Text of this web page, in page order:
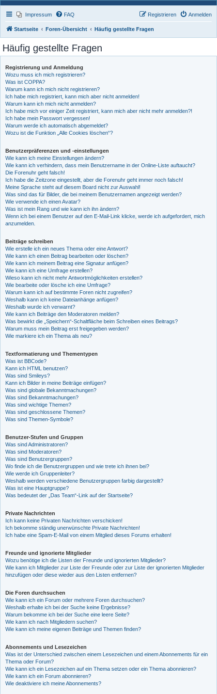
Impressum FAQ Anmelden
Registrieren
Startseite Foren-Übersicht Häufig gestellte Fragen
Häufig gestellte Fragen
Registrierung und Anmeldung
Wozu muss ich mich registrieren?
Was ist COPPA?
Warum kann ich mich nicht registrieren?
Ich habe mich registriert, kann mich aber nicht anmelden!
Warum kann ich mich nicht anmelden?
Ich habe mich vor einiger Zeit registriert, kann mich aber nicht mehr anmelden?!
Ich habe mein Passwort vergessen!
Warum werde ich automatisch abgemeldet?
Wozu ist die Funktion „Alle Cookies löschen“?
Benutzerpräferenzen und -einstellungen
Wie kann ich meine Einstellungen ändern?
Wie kann ich verhindern, dass mein Benutzername in der Online-Liste auftaucht?
Die Forenuhr geht falsch!
Ich habe die Zeitzone eingestellt, aber die Forenuhr geht immer noch falsch!
Meine Sprache steht auf diesem Board nicht zur Auswahl!
Was sind das für Bilder, die bei meinem Benutzernamen angezeigt werden?
Wie verwende ich einen Avatar?
Was ist mein Rang und wie kann ich ihn ändern?
Wenn ich bei einem Benutzer auf den E-Mail-Link klicke, werde ich aufgefordert, mich
anzumelden.
Beiträge schreiben
Wie erstelle ich ein neues Thema oder eine Antwort?
Wie kann ich einen Beitrag bearbeiten oder löschen?
Wie kann ich meinem Beitrag eine Signatur anfügen?
Wie kann ich eine Umfrage erstellen?
Wieso kann ich nicht mehr Antwortmöglichkeiten erstellen?
Wie bearbeite oder lösche ich eine Umfrage?
Warum kann ich auf bestimmte Foren nicht zugreifen?
Weshalb kann ich keine Dateianhänge anfügen?
Weshalb wurde ich verwarnt?
Wie kann ich Beiträge den Moderatoren melden?
Was bewirkt die „Speichern“-Schaltfläche beim Schreiben eines Beitrags?
Warum muss mein Beitrag erst freigegeben werden?
Wie markiere ich ein Thema als neu?
Textformatierung und Thementypen
Was ist BBCode?
Kann ich HTML benutzen?
Was sind Smileys?
Kann ich Bilder in meine Beiträge einfügen?
Was sind globale Bekanntmachungen?
Was sind Bekanntmachungen?
Was sind wichtige Themen?
Was sind geschlossene Themen?
Was sind Themen-Symbole?
Benutzer-Stufen und Gruppen
Was sind Administratoren?
Was sind Moderatoren?
Was sind Benutzergruppen?
Wo finde ich die Benutzergruppen und wie trete ich ihnen bei?
Wie werde ich Gruppenleiter?
Weshalb werden verschiedene Benutzergruppen farbig dargestellt?
Was ist eine Hauptgruppe?
Was bedeutet der „Das Team“-Link auf der Startseite?
Private Nachrichten
Ich kann keine Privaten Nachrichten verschicken!
Ich bekomme ständig unerwünschte Private Nachrichten!
Ich habe eine Spam-E-Mail von einem Mitglied dieses Forums erhalten!
Freunde und ignorierte Mitglieder
Wozu benötige ich die Listen der Freunde und ignorierten Mitglieder?
Wie kann ich Mitglieder zur Liste der Freunde oder zur Liste der ignorierten Mitglieder
hinzufügen oder diese wieder aus den Listen entfernen?
Die Foren durchsuchen
Wie kann ich ein Forum oder mehrere Foren durchsuchen?
Weshalb erhalte ich bei der Suche keine Ergebnisse?
Warum bekomme ich bei der Suche eine leere Seite?
Wie kann ich nach Mitgliedern suchen?
Wie kann ich meine eigenen Beiträge und Themen finden?
Abonnements und Lesezeichen
Was ist der Unterschied zwischen einem Lesezeichen und einem Abonnements für ein
Thema oder Forum?
Wie kann ich ein Lesezeichen auf ein Thema setzen oder ein Thema abonnieren?
Wie kann ich ein Forum abonnieren?
Wie deaktiviere ich meine Abonnements?